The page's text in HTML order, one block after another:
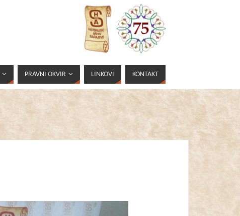
PRAVNI OKVIR LINKOVI KONTAKT